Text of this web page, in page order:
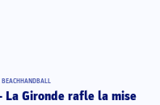
BEACHHANDBALL
La Gironde rafle la mise